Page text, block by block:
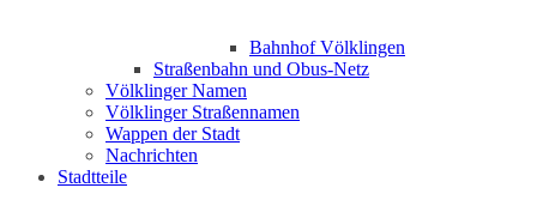
Bahnhof Völklingen
Straßenbahn und Obus-Netz
Völklinger Namen
Völklinger Straßennamen
Wappen der Stadt
Nachrichten
Stadtteile